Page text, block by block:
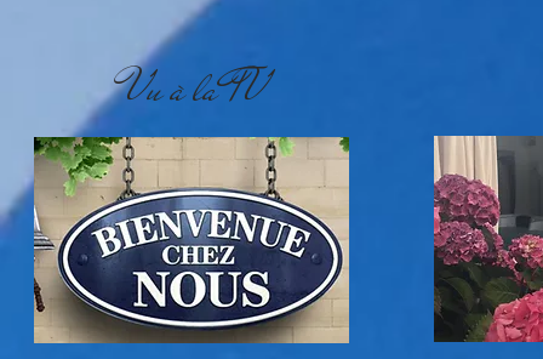
Vu à la TV